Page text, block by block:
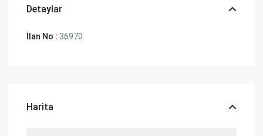
Detaylar
İlan No : 36970
Harita